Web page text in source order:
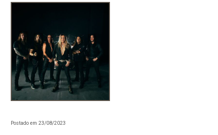
Postado em 23/08/2023